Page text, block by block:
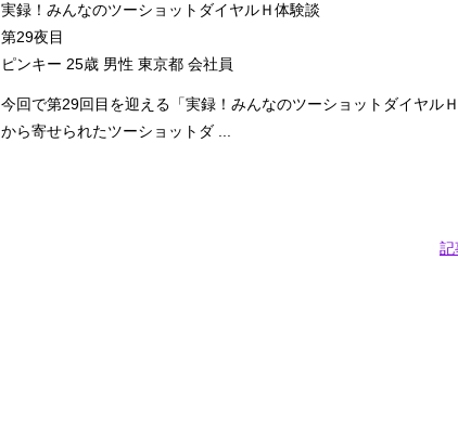
実録！みんなのツーショットダイヤルＨ体験談
第29夜目
ピンキー 25歳 男性 東京都 会社員
今回で第29回目を迎える「実録！みんなのツーショットダイヤル
から寄せられたツーショットダ ...
記